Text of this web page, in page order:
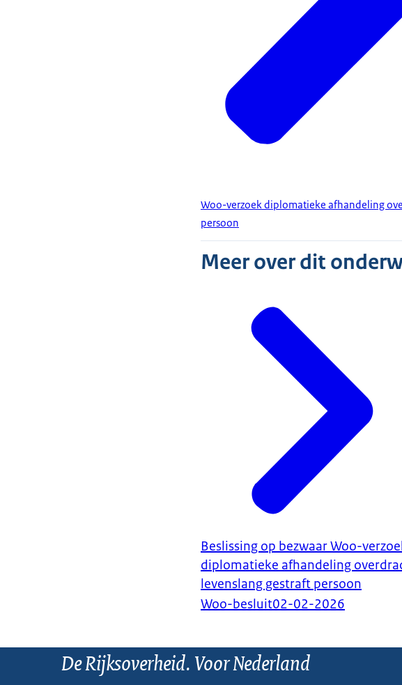
Woo-verzoek diplomatieke afhandeling
persoon
Meer over dit
Beslissing op bezwaar Woo-
diplomatieke afhandeling
levenslang gestraft persoon
Woo-besluit02-02-2026
De Rijksoverheid. Voor Nederland